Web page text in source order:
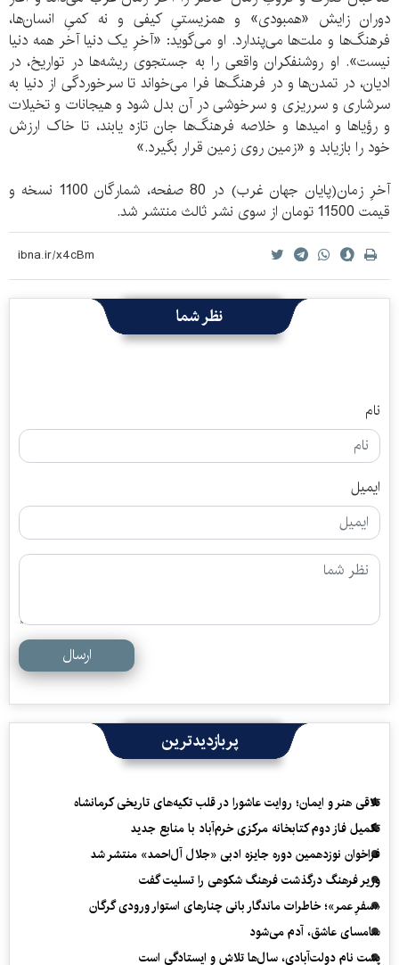
دوران زایش «همبودی» و همزیستیِ کیفی و نه کمیِ انسان‌ها،
فرهنگ‌ها و ملت‌ها می‌پندارد. او می‌گوید: «آخرِ یک دنیا آخر همه دنیا
نیست». او روشنفکران واقعی را به جستجوی ریشه‌ها در تواریخ، در
ادیان، در تمدن‌ها و در فرهنگ‌ها فرا می‌خواند تا سرخوردگی از دنیا به
سرشاری و سرریزی و سرخوشی در آن بدل شود و هیجانات و تخیلات
و رؤیاها و امیدها و خلاصه‌ فرهنگ‌ها جان تازه یابند، تا خاک ارزش
خود را بازیابد و «زمین روی زمین قرار بگیرد.»
آخرِ زمان(پایان جهان غرب) در 80 صفحه، شمارگان 1100 نسخه و
قیمت 11500 تومان از سوی نشر ثالث منتشر شد.
نظر شما
نام
ایمیل
ارسال
پربازدیدترین
تلاقی هنر و ایمان؛ روایت عاشورا در قلب تکیه‌های تاریخی کرمانشاه
تکمیل فاز دوم کتابخانه مرکزی خرم‌آباد با منابع جدید
فراخوان نوزدهمین دوره جایزه ادبی «جلال آل‌احمد» منتشر شد
وزیر فرهنگ درگذشت فرهنگ شکوهی را تسلیت گفت
«سفرِ عمر»؛ خاطرات ماندگار بانی چنارهای استوار ورودی گرگان
سامسای عاشق، آدم می‌شود
پشت نام دولت‌آبادی، سال‌ها تلاش و ایستادگی است